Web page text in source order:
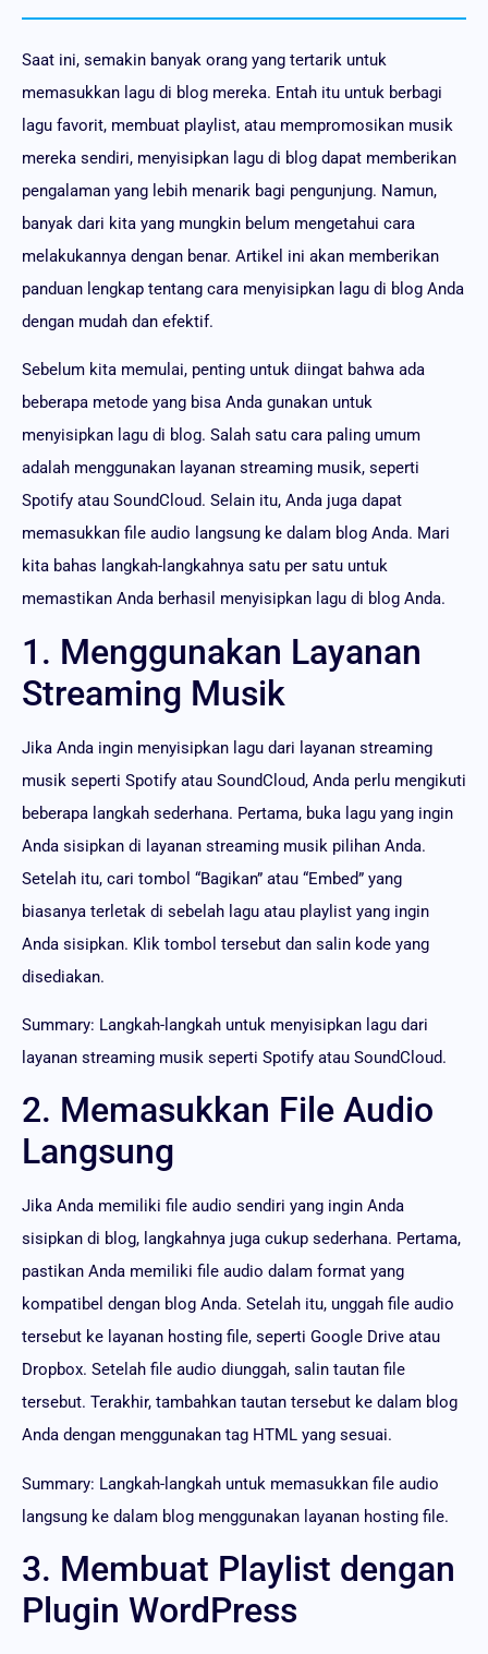
Saat ini, semakin banyak orang yang tertarik untuk
memasukkan lagu di blog mereka. Entah itu untuk berbagi
lagu favorit, membuat playlist, atau mempromosikan musik
mereka sendiri, menyisipkan lagu di blog dapat memberikan
pengalaman yang lebih menarik bagi pengunjung. Namun,
banyak dari kita yang mungkin belum mengetahui cara
melakukannya dengan benar. Artikel ini akan memberikan
panduan lengkap tentang cara menyisipkan lagu di blog Anda
dengan mudah dan efektif.
Sebelum kita memulai, penting untuk diingat bahwa ada
beberapa metode yang bisa Anda gunakan untuk
menyisipkan lagu di blog. Salah satu cara paling umum
adalah menggunakan layanan streaming musik, seperti
Spotify atau SoundCloud. Selain itu, Anda juga dapat
memasukkan file audio langsung ke dalam blog Anda. Mari
kita bahas langkah-langkahnya satu per satu untuk
memastikan Anda berhasil menyisipkan lagu di blog Anda.
1. Menggunakan Layanan
Streaming Musik
Jika Anda ingin menyisipkan lagu dari layanan streaming
musik seperti Spotify atau SoundCloud, Anda perlu mengikuti
beberapa langkah sederhana. Pertama, buka lagu yang ingin
Anda sisipkan di layanan streaming musik pilihan Anda.
Setelah itu, cari tombol “Bagikan” atau “Embed” yang
biasanya terletak di sebelah lagu atau playlist yang ingin
Anda sisipkan. Klik tombol tersebut dan salin kode yang
disediakan.
Summary: Langkah-langkah untuk menyisipkan lagu dari
layanan streaming musik seperti Spotify atau SoundCloud.
2. Memasukkan File Audio
Langsung
Jika Anda memiliki file audio sendiri yang ingin Anda
sisipkan di blog, langkahnya juga cukup sederhana. Pertama,
pastikan Anda memiliki file audio dalam format yang
kompatibel dengan blog Anda. Setelah itu, unggah file audio
tersebut ke layanan hosting file, seperti Google Drive atau
Dropbox. Setelah file audio diunggah, salin tautan file
tersebut. Terakhir, tambahkan tautan tersebut ke dalam blog
Anda dengan menggunakan tag HTML yang sesuai.
Summary: Langkah-langkah untuk memasukkan file audio
langsung ke dalam blog menggunakan layanan hosting file.
3. Membuat Playlist dengan
Plugin WordPress